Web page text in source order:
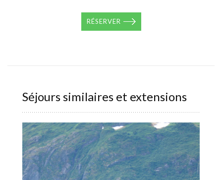
RÉSERVER
Séjours similaires et extensions